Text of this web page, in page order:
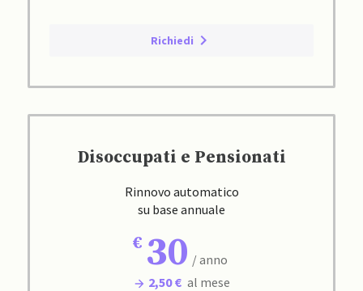
Richiedi
Disoccupati e Pensionati
Rinnovo automatico
su base annuale
30 / anno
2,50 € al mese